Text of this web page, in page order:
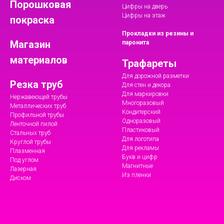
Порошковая
покраска
Магазин
материалов
Резка труб
Нержавеющей трубы
Металлических труб
Профильной трубы
Ленточной пилой
Стальных труб
Круглой трубы
Плазменная
Под углом
Лазерная
Диском
Цифры на дверь
Цифры на этаж
Прокладки из резины и
паронита
Трафареты
Для дорожной разметки
Для стен и декора
Для маркировки
Многоразовый
Кондитерский
Одноразовый
Пластиковый
Для логотипа
Для рекламы
Букв и цифр
Магнитные
Из пленки